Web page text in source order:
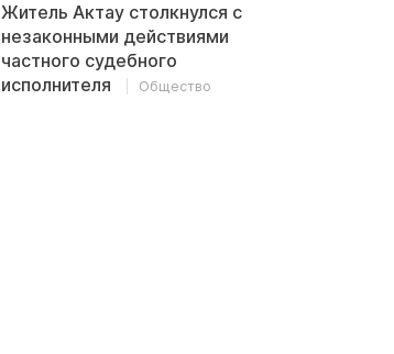
Житель Актау столкнулся с
незаконными действиями
частного судебного
исполнителя
Общество